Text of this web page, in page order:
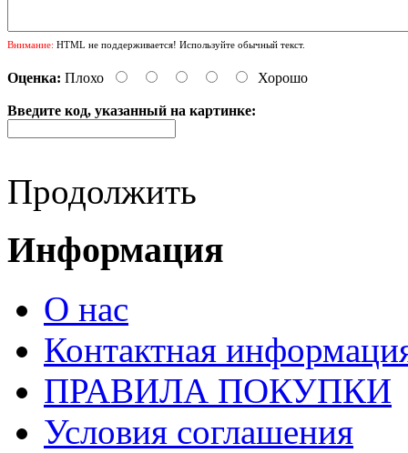
Внимание: HTML не поддерживается! Используйте обычный текст.
Оценка: Плохо Хорошо
Введите код, указанный на картинке:
Продолжить
Информация
О нас
Контактная
ПРАВИЛА ПОКУПКИ
Условия соглашения